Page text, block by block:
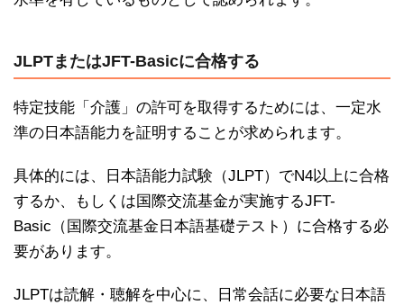
JLPTまたはJFT-Basicに合格する
特定技能「介護」の許可を取得するためには、一定水
準の日本語能力を証明することが求められます。
具体的には、日本語能力試験（JLPT）でN4以上に合格
するか、もしくは国際交流基金が実施するJFT-
Basic（国際交流基金日本語基礎テスト）に合格する必
要があります。
JLPTは読解・聴解を中心に、日常会話に必要な日本語